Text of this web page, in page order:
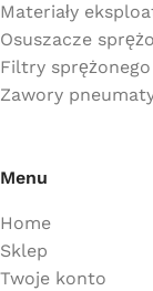
Materiały
Osuszacze
Filtry
Zawory
Menu
Home
Sklep
Twoje konto